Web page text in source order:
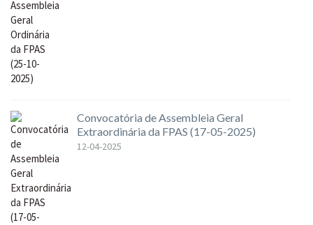
Convocatória de Assembleia Geral
Extraordinária da FPAS (17-05-2025)
12-04-2025